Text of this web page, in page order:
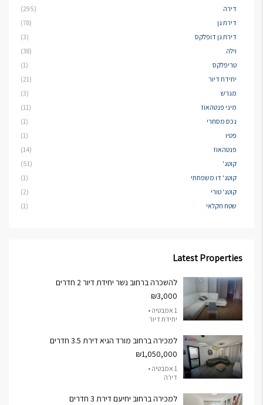
דירה
(295)
דירת גן
(78)
דירת גן דופלקס
(3)
וילה
(38)
טריפלקס
(1)
יחידת דיור
(21)
מגרש
(3)
מיני פנטהאוז
(11)
נכס מסחרי
(1)
פטיו
(1)
פנטהאוז
(14)
קוטג'
(51)
קוטג' דו משפחתי
(1)
קוטג' טורי
(2)
שטח חקלאי
(1)
Latest Properties
להשכרה ברחוב נשר יחידת דיור 2 חדרים
₪3,000
1 אמבטיה •
יחידת דיור
למכירה ברחוב מורד הגיא דירת 3.5 חדרים
₪1,050,000
1 אמבטיה •
דירה
למכירה ברחוב יחיעם דירת 3 חדרים